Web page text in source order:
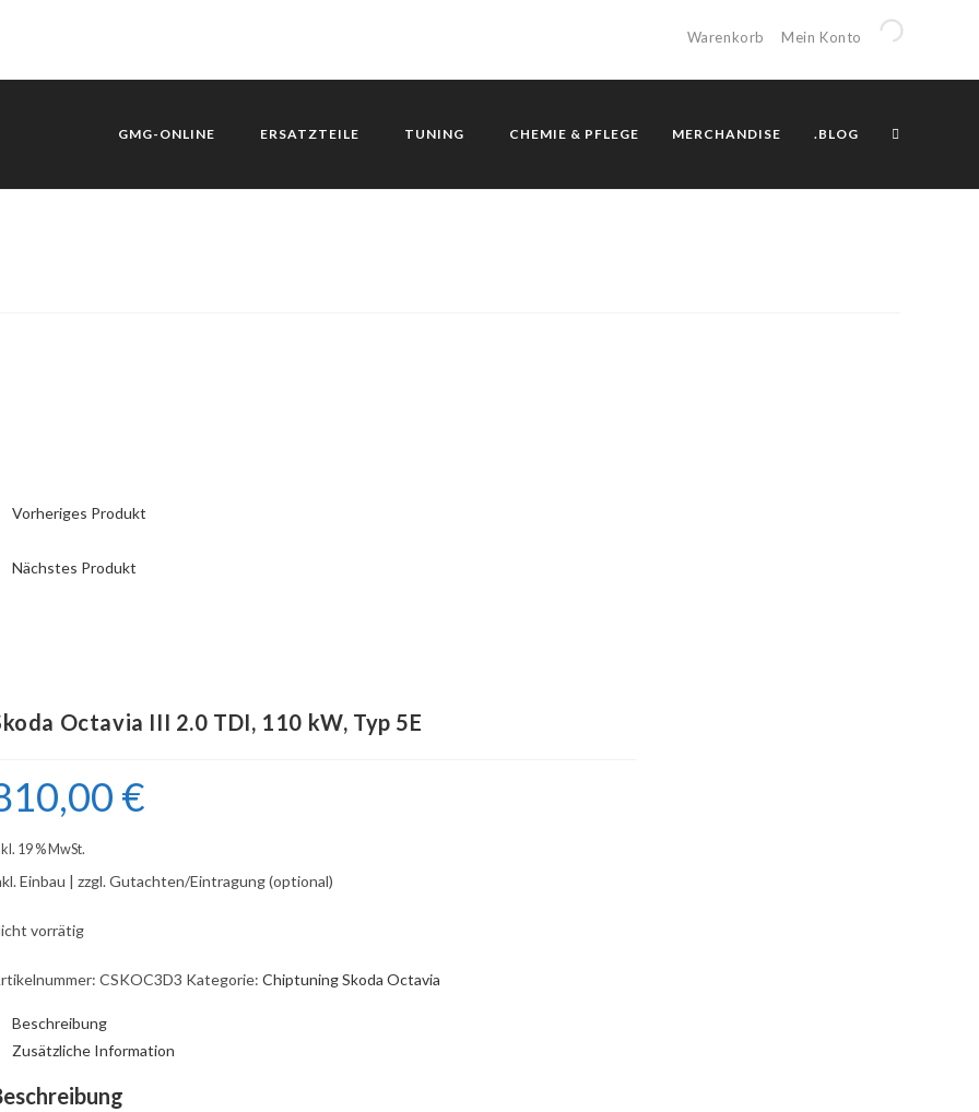
Warenkorb Mein Konto
GMG-ONLINE ERSATZTEILE TUNING CHEMIE & PFLEGE MERCHANDISE .BLOG
Vorheriges Produkt
Nächstes Produkt
Octavia III 2.0 TDI, 110 kW, Typ 5E
€
19 % MwSt.
Einbau | zzgl. Gutachten/Eintragung (optional)
vorrätig
CSKOC3D3 Kategorie: Chiptuning Skoda Octavia
Beschreibung
Zusätzliche Information